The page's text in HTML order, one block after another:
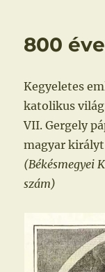
800
Kegyeletes
katolikus
VII. Gergely
magyar
(Békésmegyei
szám)